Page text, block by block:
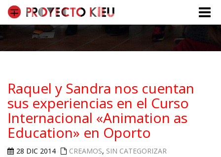
Toggle
Raquel y Sandra nos cuentan
sus experiencias en el Curso
Internacional «Animation as
Education» en Oporto
28 DIC 2014 CREAMOS, SIN CATEGORIZAR